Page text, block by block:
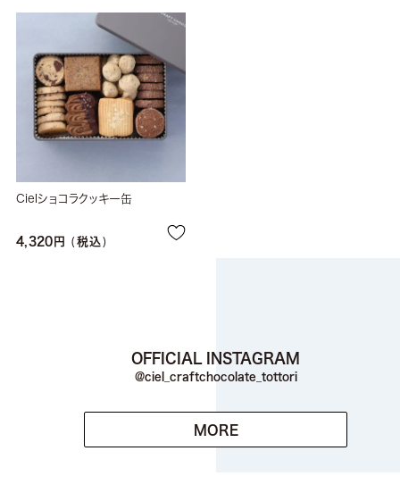
Cielショコラクッキー缶
4,320 税込
OFFICIAL INSTAGRAM
@ciel_craftchocolate_tottori
MORE